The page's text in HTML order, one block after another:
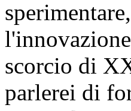
scorcio di
parlerei di